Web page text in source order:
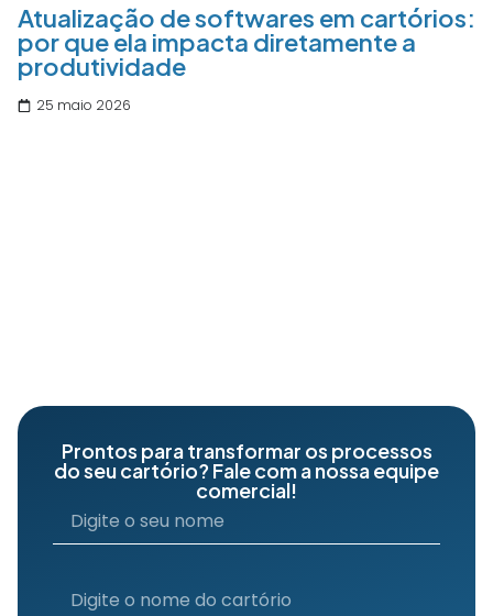
Atualização de softwares em cartórios:
por que ela impacta diretamente a
produtividade
25 maio 2026
Prontos para transformar os processos
do seu cartório? Fale com a nossa equipe
comercial!